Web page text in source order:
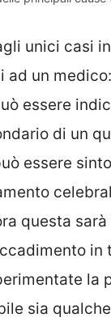
unici casi
ad un
essere
di un
essere
questa
in
la
sia